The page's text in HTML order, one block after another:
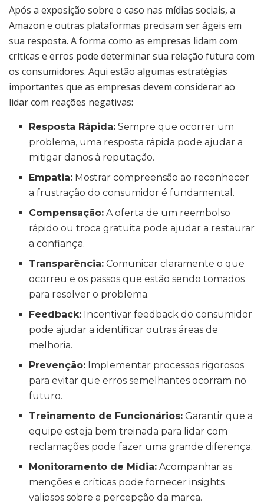
Após a exposição sobre o caso nas mídias sociais, a
Amazon e outras plataformas precisam ser ágeis em
sua resposta. A forma como as empresas lidam com
críticas e erros pode determinar sua relação futura com
os consumidores. Aqui estão algumas estratégias
importantes que as empresas devem considerar ao
lidar com reações negativas:
Resposta Rápida: Sempre que ocorrer um
problema, uma resposta rápida pode ajudar a
mitigar danos à reputação.
Empatia: Mostrar compreensão ao reconhecer
a frustração do consumidor é fundamental.
Compensação: A oferta de um reembolso
rápido ou troca gratuita pode ajudar a restaurar
a confiança.
Transparência: Comunicar claramente o que
ocorreu e os passos que estão sendo tomados
para resolver o problema.
Feedback: Incentivar feedback do consumidor
pode ajudar a identificar outras áreas de
melhoria.
Prevenção: Implementar processos rigorosos
para evitar que erros semelhantes ocorram no
futuro.
Treinamento de Funcionários: Garantir que a
equipe esteja bem treinada para lidar com
reclamações pode fazer uma grande diferença.
Monitoramento de Mídia: Acompanhar as
menções e críticas pode fornecer insights
valiosos sobre a percepção da marca.